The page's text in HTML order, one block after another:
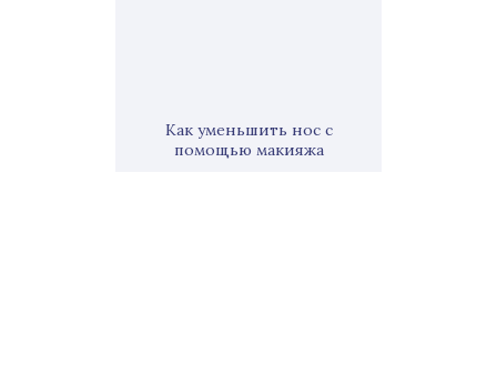
Как уменьшить нос с
помощью макияжа